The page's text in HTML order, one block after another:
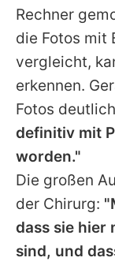
Rechner
die Fotos mit
vergleicht,
erkennen.
Fotos
definitiv mit
worden."
Die großen
der Chirurg:
dass sie hier
sind, und